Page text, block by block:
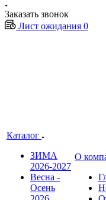
Заказать звонок
Лист ожидания 0
Каталог
ЗИМА
2026-2027
Весна -
Осень
О